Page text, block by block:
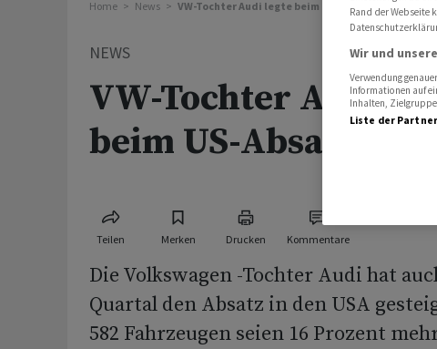
Home News VW-Tochter Audi legte beim US-Absatz weiter zu
NEWS
VW-Tochter Audi
beim US-Absatz
Teilen Merken Drucken Kommentare
Die Volkswagen -Tochter Audi hat
Quartal den Absatz in den USA
582 Fahrzeugen seien 16 Prozent
Rand der Webseite
Wir und
Verwendung
Informationen auf
Inhalten,
Liste der